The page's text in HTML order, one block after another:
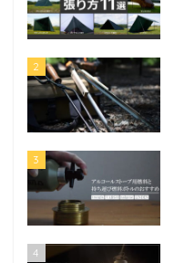
2
3
4